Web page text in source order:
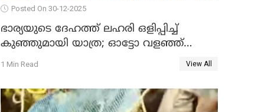
Posted On 30-12-2025
ഭാര്യയുടെ ദേഹത്ത് ലഹരി ഒളിപ്പിച്ച്
കുഞ്ഞുമായി യാത്ര; ഓട്ടോ വളഞ്ഞ്
ദമ്പതികളെ പിടികൂടി പൊലീസ്
1 Min Read View All